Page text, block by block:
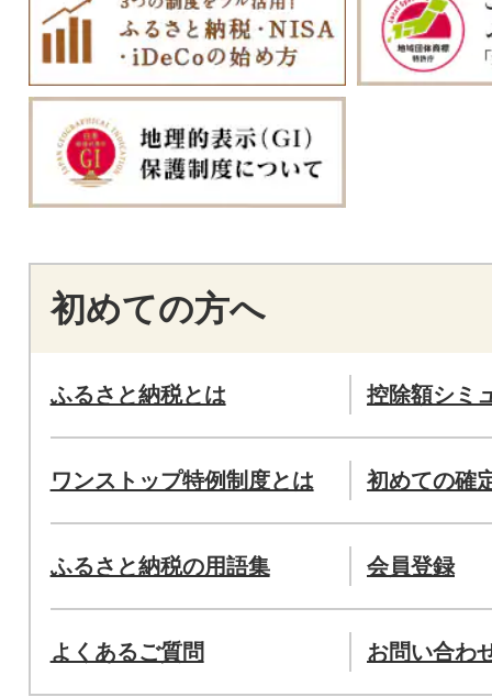
初めての方へ
ふるさと納税とは 控除額シミ
ワンストップ特例制度とは 初めての確
ふるさと納税の用語集 会員登録
よくあるご質問 お問い合わ